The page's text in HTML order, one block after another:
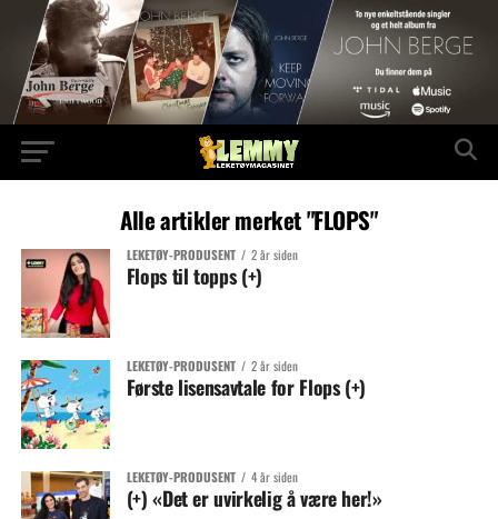
Alle artikler merket "FLOPS"
LEKETØY-PRODUSENT 2 år siden
Flops til topps (+)
LEKETØY-PRODUSENT 2 år siden
Første lisensavtale for Flops (+)
LEKETØY-PRODUSENT 4 år siden
(+) «Det er uvirkelig å være her!»